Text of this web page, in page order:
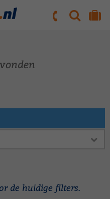
ZOEKENNAAR 'MIJN REIS' OMGEVING
de huidige filters.